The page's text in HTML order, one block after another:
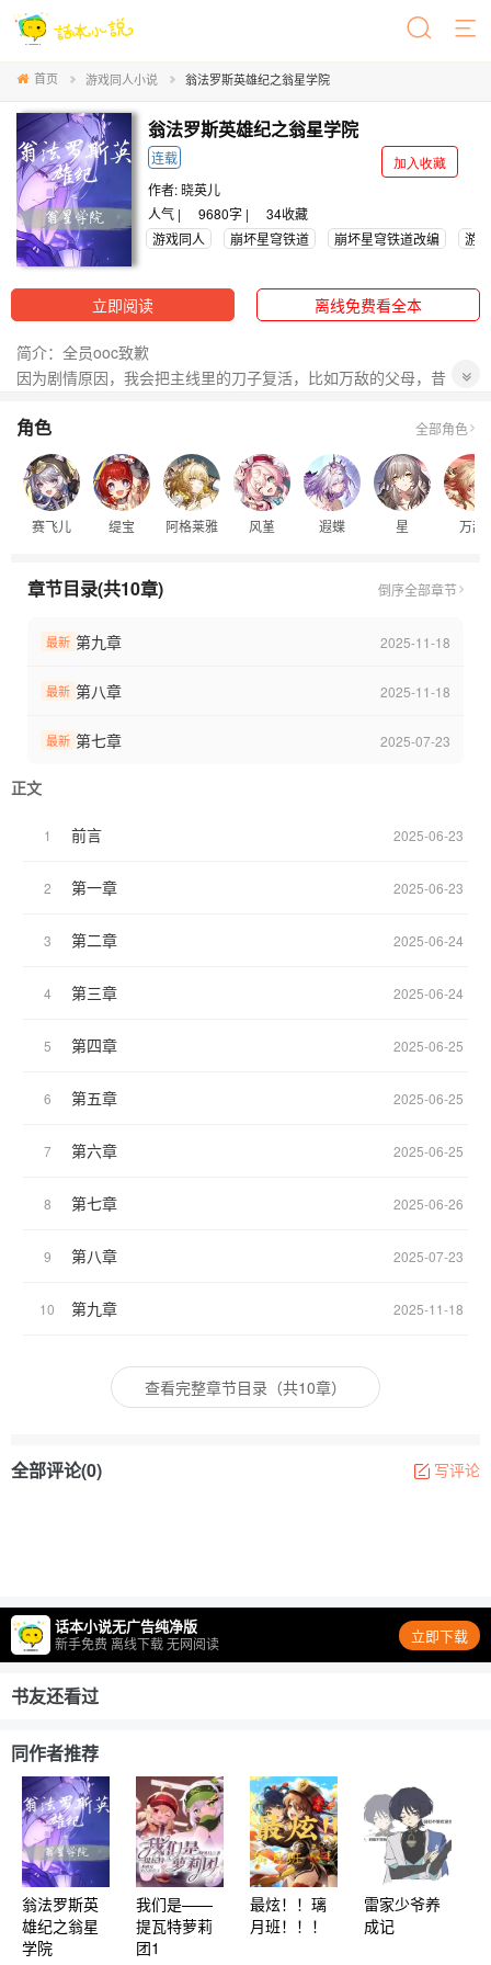
首页 游戏同人小说 翁法罗斯英雄纪之翁星学院
翁法罗斯英雄纪之翁星学院
连载
加入收藏
作者:晓英儿
人气 |
9680字 | 34收藏
游戏同人
崩坏星穹铁道 崩坏星穹铁道改编 游
立即阅读 离线免费看全本
简介：全员ooc致歉
因为剧情原因，我会把主线里的刀子复活，比如万敌的父母，昔
主角赛飞儿，风堇，遐蝶
赛飞儿阿格莱雅母女向
一千年前，翁法罗斯的人们曾经在十二位贤明的泰坦们的领导下战
胜了不可战胜的敌人——黑潮，人们在神明们的庇护下安居乐业。
但黑潮并非完全抹除，战胜黑潮的任务降临在了几名年轻的“黄金裔”
角色 全部角色
赛飞儿 缇宝 阿格莱雅 风堇 遐蝶 星 万敌
章节目录(共10章) 倒序全部章节
最新 第九章 2025-11-18
最新 第八章 2025-11-18
最新 第七章 2025-07-23
正文
1 前言 2025-06-23
2 第一章 2025-06-23
3 第二章 2025-06-24
4 第三章 2025-06-24
5 第四章 2025-06-25
6 第五章 2025-06-25
7 第六章 2025-06-25
8 第七章 2025-06-26
9 第八章 2025-07-23
10 第九章 2025-11-18
查看完整章节目录（共10章）
全部评论(0) 写评论
话本小说无广告纯净版
新手免费 离线下载 无网阅读 立即下载
书友还看过
同作者推荐
翁法罗斯英
雄纪之翁星
学院
我们是——
提瓦特萝莉
团1
最炫！！璃
月班！！！
雷家少爷养
成记